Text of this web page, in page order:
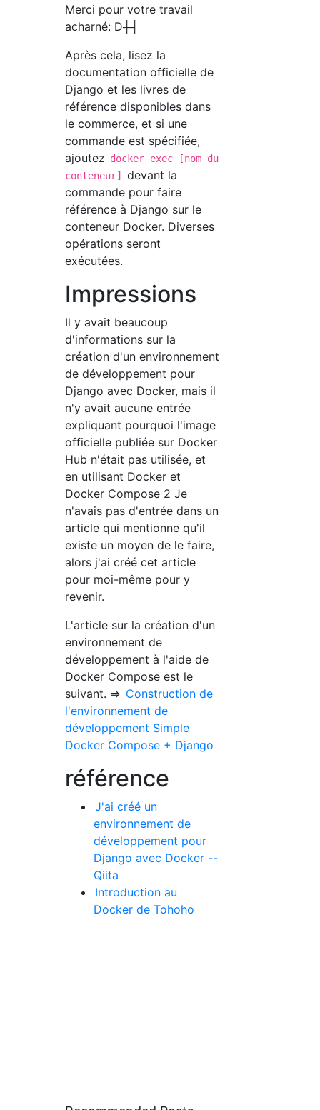
Merci pour votre travail
acharné: D┼┤
Après cela, lisez la
documentation officielle de
Django et les livres de
référence disponibles dans
le commerce, et si une
commande est spécifiée,
ajoutez docker exec [nom du
conteneur]
devant la
commande pour faire
référence à Django sur le
conteneur Docker. Diverses
opérations seront
exécutées.
Impressions
Il y avait beaucoup
d'informations sur la
création d'un environnement
de développement pour
Django avec Docker, mais il
n'y avait aucune entrée
expliquant pourquoi l'image
officielle publiée sur Docker
Hub n'était pas utilisée, et
en utilisant Docker et
Docker Compose 2 Je
n'avais pas d'entrée dans un
article qui mentionne qu'il
existe un moyen de le faire,
alors j'ai créé cet article
pour moi-même pour y
revenir.
L'article sur la création d'un
environnement de
développement à l'aide de
Docker Compose est le
suivant. ⇒ Construction de
l'environnement de
développement Simple
Docker Compose + Django
référence
J'ai créé un
environnement de
développement pour
Django avec Docker --
Qiita
Introduction au
Docker de Tohoho